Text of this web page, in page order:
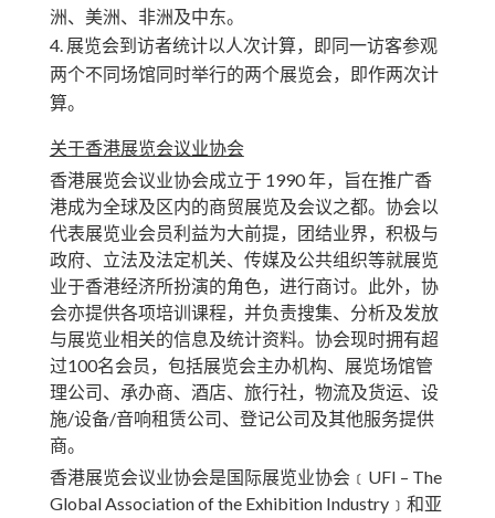
洲、美洲、非洲及中东。
展览会到访者统计以人次计算，即同一访客参观
两个不同场馆同时举行的两个展览会，即作两次计
算。
关于香港展览会议业协会
香港展览会议业协会成立于 1990 年，旨在推广香
港成为全球及区内的商贸展览及会议之都。协会以
代表展览业会员利益为大前提，团结业界，积极与
政府、立法及法定机关、传媒及公共组织等就展览
业于香港经济所扮演的角色，进行商讨。此外，协
会亦提供各项培训课程，并负责搜集、分析及发放
与展览业相关的信息及统计资料。协会现时拥有超
过100名会员，包括展览会主办机构、展览场馆管
理公司、承办商、酒店、旅行社，物流及货运、设
施/设备/音响租赁公司、登记公司及其他服务提供
商。
香港展览会议业协会是国际展览业协会﹝UFI – The
Global Association of the Exhibition Industry﹞和亚